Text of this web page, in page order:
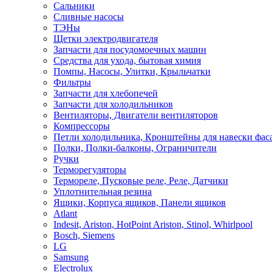
Сальники
Сливные насосы
ТЭНы
Щетки электродвигателя
Запчасти для посудомоечных машин
Средства для ухода, бытовая химия
Помпы, Насосы, Улитки, Крыльчатки
Фильтры
Запчасти для хлебопечей
Запчасти для холодильников
Вентиляторы, Двигатели вентиляторов
Компрессоры
Петли холодильника, Кронштейны для навески
Полки, Полки-балконы, Ограничители
Ручки
Терморегуляторы
Термореле, Пусковые реле, Реле, Датчики
Уплотнительная резина
Ящики, Корпуса ящиков, Панели ящиков
Atlant
Indesit, Ariston, HotPoint Ariston, Stinol, Whirlpool
Bosch, Siemens
LG
Samsung
Electrolux